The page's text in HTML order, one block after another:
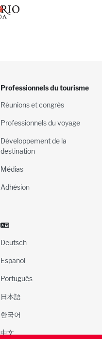
Professionnels du tourisme
Réunions et congrès
Professionnels du voyage
Développement de la
destination
Médias
Adhésion
Deutsch
Español
Português
日本語
한국어
中文